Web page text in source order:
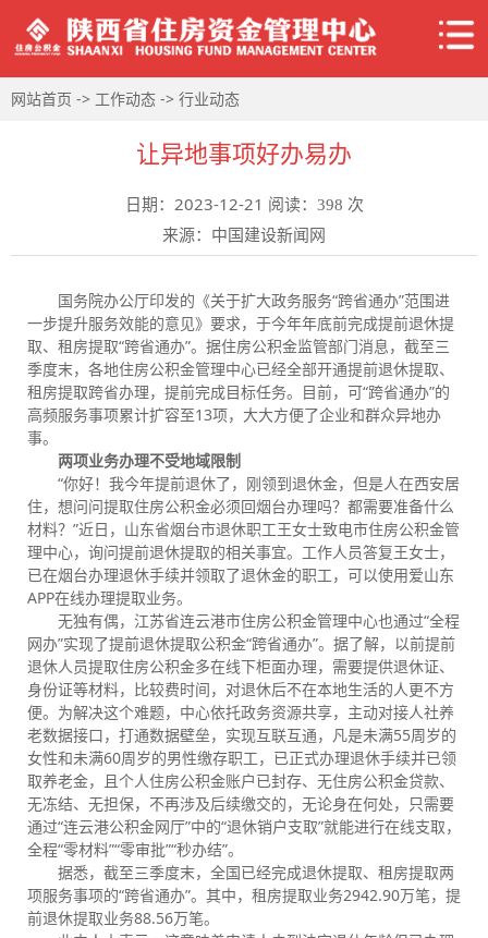
网站首页 -> 工作动态 -> 行业动态
让异地事项好办易办
日期：2023-12-21 阅读： 398 次
来源：中国建设新闻网
国务院办公厅印发的《关于扩大政务服务“跨省通办”范围进
一步提升服务效能的意见》要求，于今年年底前完成提前退休提
取、租房提取“跨省通办”。据住房公积金监管部门消息，截至三
季度末，各地住房公积金管理中心已经全部开通提前退休提取、
租房提取跨省办理，提前完成目标任务。目前，可“跨省通办”的
高频服务事项累计扩容至13项，大大方便了企业和群众异地办
事。
两项业务办理不受地域限制
“你好！我今年提前退休了，刚领到退休金，但是人在西安居
住，想问问提取住房公积金必须回烟台办理吗？都需要准备什么
材料？”近日，山东省烟台市退休职工王女士致电市住房公积金管
理中心，询问提前退休提取的相关事宜。工作人员答复王女士，
已在烟台办理退休手续并领取了退休金的职工，可以使用爱山东
APP在线办理提取业务。
无独有偶，江苏省连云港市住房公积金管理中心也通过“全程
网办”实现了提前退休提取公积金“跨省通办”。据了解，以前提前
退休人员提取住房公积金多在线下柜面办理，需要提供退休证、
身份证等材料，比较费时间，对退休后不在本地生活的人更不方
便。为解决这个难题，中心依托政务资源共享，主动对接人社养
老数据接口，打通数据壁垒，实现互联互通，凡是未满55周岁的
女性和未满60周岁的男性缴存职工，已正式办理退休手续并已领
取养老金，且个人住房公积金账户已封存、无住房公积金贷款、
无冻结、无担保，不再涉及后续缴交的，无论身在何处，只需要
通过“连云港公积金网厅”中的“退休销户支取”就能进行在线支取，
全程“零材料”“零审批”“秒办结”。
据悉，截至三季度末，全国已经完成退休提取、租房提取两
项服务事项的“跨省通办”。其中，租房提取业务2942.90万笔，提
前退休提取业务88.56万笔。